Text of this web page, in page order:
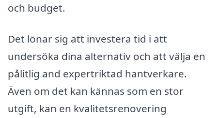
och budget.
Det lönar sig att investera tid i att
undersöka dina alternativ och att välja en
pålitlig and expertriktad hantverkare.
Även om det kan kännas som en stor
utgift, kan en kvalitetsrenovering